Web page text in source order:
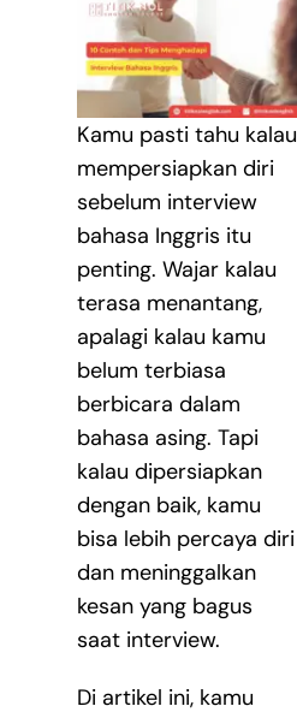
Kamu pasti tahu kalau
mempersiapkan diri
sebelum interview
bahasa Inggris itu
penting. Wajar kalau
terasa menantang,
apalagi kalau kamu
belum terbiasa
berbicara dalam
bahasa asing. Tapi
kalau dipersiapkan
dengan baik, kamu
bisa lebih percaya diri
dan meninggalkan
kesan yang bagus
saat interview.
Di artikel ini, kamu